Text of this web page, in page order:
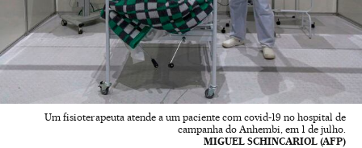
Um fisioterapeuta atende a um paciente com covid-19 no hospital de
campanha do Anhembi, em 1 de julho.
MIGUEL SCHINCARIOL (AFP)